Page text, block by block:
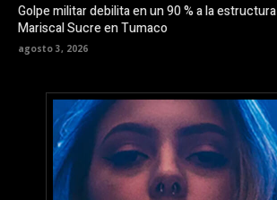
Golpe militar debilita en un 90 % a la estructura
Mariscal Sucre en Tumaco
agosto 3, 2026